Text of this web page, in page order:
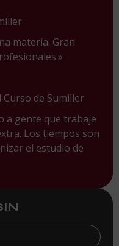
materia. Gran
Curso de Sumiller
a gente que trabaje
Los tiempos son
el estudio de